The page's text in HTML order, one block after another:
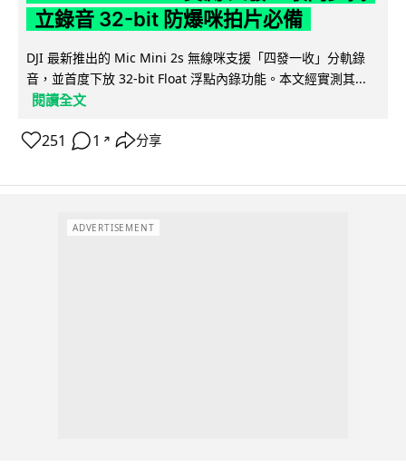
立錄音 32-bit 防爆咪拍片必備
DJI 最新推出的 Mic Mini 2s 無線咪支援「四發一收」分軌錄
音，並首度下放 32-bit Float 浮點內錄功能。本文經實測其...
閱讀全文
251 1 ↗ 分享
ADVERTISEMENT